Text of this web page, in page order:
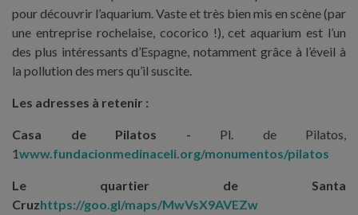
pour découvrir l’aquarium. Vaste et très bien mis en scène (par
une entreprise rochelaise, cocorico !), cet aquarium est l’un
des plus intéressants d’Espagne, notamment grâce à l’éveil à
la pollution des mers qu’il suscite.
Les adresses à retenir :
Casa de Pilatos - Pl. de Pilatos,
1www.fundacionmedinaceli.org/monumentos/pilatos
Le quartier de Santa
Cruzhttps://goo.gl/maps/MwVsX9AVEZw